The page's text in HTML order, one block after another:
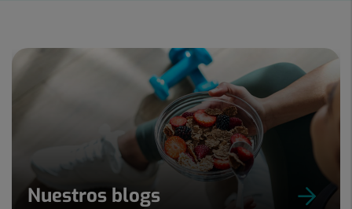
Nuestros blogs